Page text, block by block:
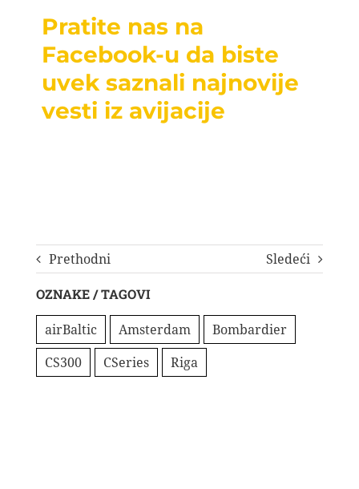
Pratite nas na
Facebook-u da biste
uvek saznali najnovije
vesti iz avijacije
Prethodni Sledeći
OZNAKE / TAGOVI
airBaltic Amsterdam
Bombardier
CS300
CSeries Riga